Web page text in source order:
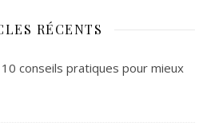
RÉCENTS
conseils pratiques pour mieux